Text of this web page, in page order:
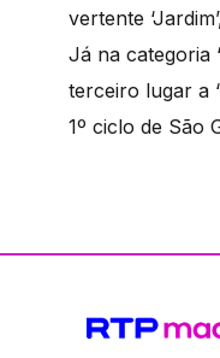
vertente
Já na categoria
terceiro lugar a
1º ciclo de São